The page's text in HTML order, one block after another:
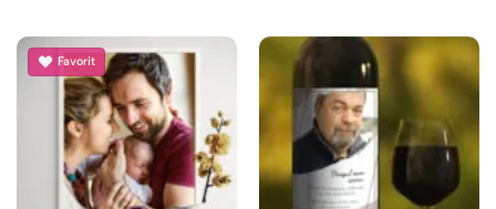
Favorit